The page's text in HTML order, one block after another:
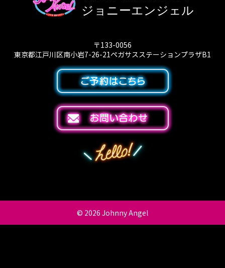
ジョニーエンジェル
〒133-0056
東京都江戸川区南小岩7-26-21ペガサスステーションプラザB1
© 2026 Johnny Angel